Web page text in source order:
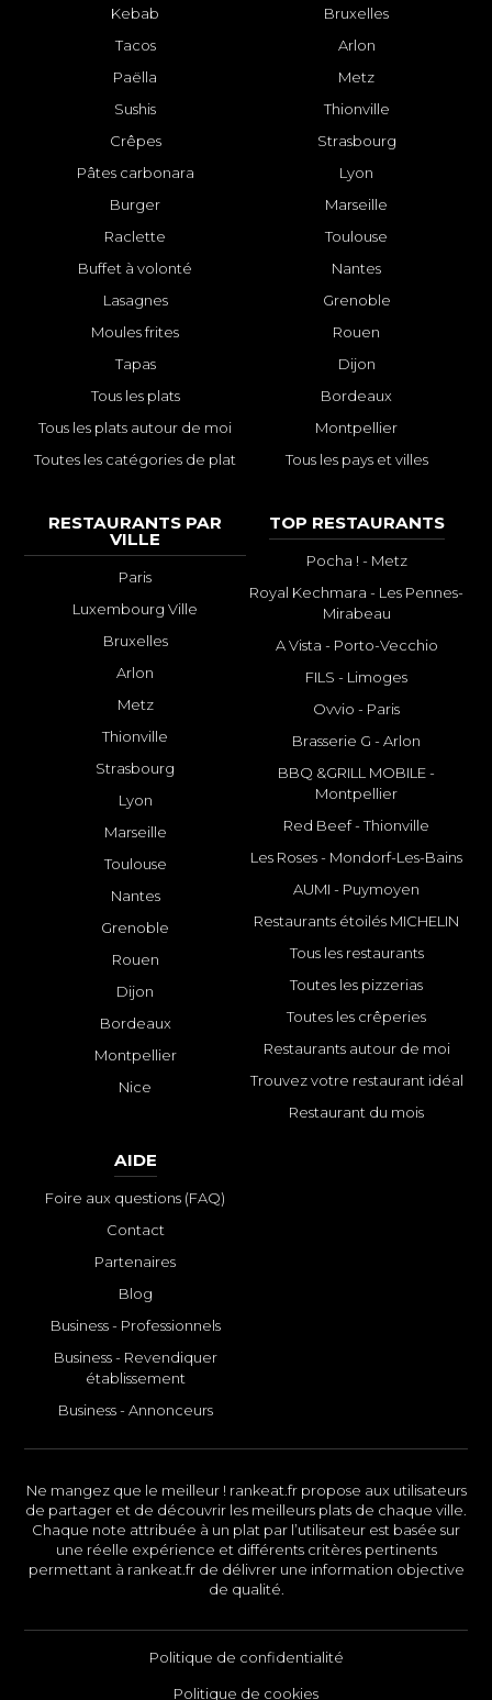
Kebab
Tacos
Paëlla
Sushis
Crêpes
Pâtes carbonara
Burger
Raclette
Buffet à volonté
Lasagnes
Moules frites
Tapas
Tous les plats
Tous les plats autour de moi
Toutes les catégories de plat
Bruxelles
Arlon
Metz
Thionville
Strasbourg
Lyon
Marseille
Toulouse
Nantes
Grenoble
Rouen
Dijon
Bordeaux
Montpellier
Tous les pays et villes
RESTAURANTS PAR
VILLE
Paris
Luxembourg Ville
Bruxelles
Arlon
Metz
Thionville
Strasbourg
Lyon
Marseille
Toulouse
Nantes
Grenoble
Rouen
Dijon
Bordeaux
Montpellier
Nice
TOP RESTAURANTS
Pocha ! - Metz
Royal Kechmara - Les Pennes-
Mirabeau
A Vista - Porto-Vecchio
FILS - Limoges
Ovvio - Paris
Brasserie G - Arlon
BBQ &GRILL MOBILE -
Montpellier
Red Beef - Thionville
Les Roses - Mondorf-Les-Bains
AUMI - Puymoyen
Restaurants étoilés MICHELIN
Tous les restaurants
Toutes les pizzerias
Toutes les crêperies
Restaurants autour de moi
Trouvez votre restaurant idéal
Restaurant du mois
AIDE
Foire aux questions (FAQ)
Contact
Partenaires
Blog
Business - Professionnels
Business - Revendiquer
établissement
Business - Annonceurs
Ne mangez que le meilleur ! rankeat.fr propose aux utilisateurs
de partager et de découvrir les meilleurs plats de chaque ville.
Chaque note attribuée à un plat par l’utilisateur est basée sur
une réelle expérience et différents critères pertinents
permettant à rankeat.fr de délivrer une information objective
de qualité.
Politique de confidentialité
Politique de cookies